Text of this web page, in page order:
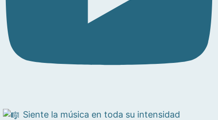
Siente la música en toda su intensidad